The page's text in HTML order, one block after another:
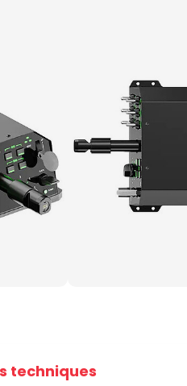
techniques